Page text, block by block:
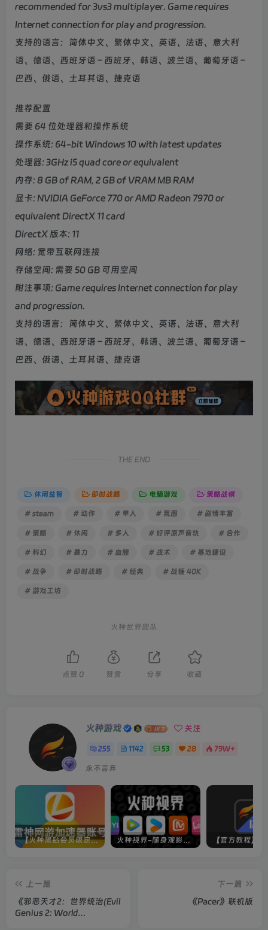
recommended for 3vs3 multiplayer. Game requires
Internet connection for play and progression.
支持的语言：简体中文、繁体中文、英语、法语、意大利
语、德语、西班牙语 – 西班牙、韩语、波兰语、葡萄牙语 –
巴西、俄语、土耳其语、捷克语
推荐配置
需要 64 位处理器和操作系统
操作系统: 64-bit Windows 10 with latest updates
处理器: 3GHz i5 quad core or equivalent
内存: 8 GB of RAM, 2 GB of VRAM MB RAM
显卡: NVIDIA GeForce 770 or AMD Radeon 7970 or
equivalent DirectX 11 card
DirectX 版本: 11
网络: 宽带互联网连接
存储空间: 需要 50 GB 可用空间
附注事项: Game requires Internet connection for play
and progression.
支持的语言：简体中文、繁体中文、英语、法语、意大利
语、德语、西班牙语 – 西班牙、韩语、波兰语、葡萄牙语 –
巴西、俄语、土耳其语、捷克语
THE END
休闲益智 即时战略 电脑游戏 策略战棋
# steam # 动作 # 单人 # 氛围 # 剧情丰富
# 策略 # 休闲 # 多人 # 好评原声音轨 # 合作
# 科幻 # 暴力 # 血腥 # 战术 # 基地建设
# 战争 # 即时战略 # 经典 # 战锤 40K
# 游戏工坊
火种世界团队
点赞 0 赞赏 分享 收藏
火种游戏 关注
255 1142 53 28 79W+
永不言弃
【火种黑钻会员限定】雷神加速器账号 火种视界-随身观影神器（完美适配手机端）
上一篇
《邪恶天才2：世界统治(Evil
Genius 2: World
下一篇
《Pacer》联机版